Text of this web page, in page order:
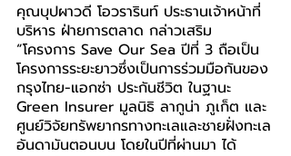
คุณบุปผาวดี โอวรารินท์ ประธานเจ้าหน้าที่
บริหาร ฝ่ายการตลาด กล่าวเสริม
“โครงการ Save Our Sea ปีที่ 3 ถือเป็น
โครงการระยะยาวซึ่งเป็นการร่วมมือกันของ
กรุงไทย-แอกซ่า ประกันชีวิต ในฐานะ
Green Insurer มูลนิธิ ลากูน่า ภูเก็ต และ
ศูนย์วิจัยทรัพยากรทางทะเลและชายฝั่งทะเล
อันดามันตอนบน โดยในปีที่ผ่านมา ได้